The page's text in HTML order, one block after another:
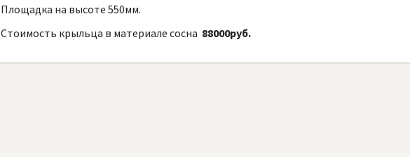
Площадка на высоте 550мм.
Стоимость крыльца в материале сосна 88000руб.